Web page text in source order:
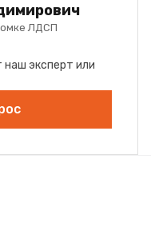
ЛДСП
эксперт или